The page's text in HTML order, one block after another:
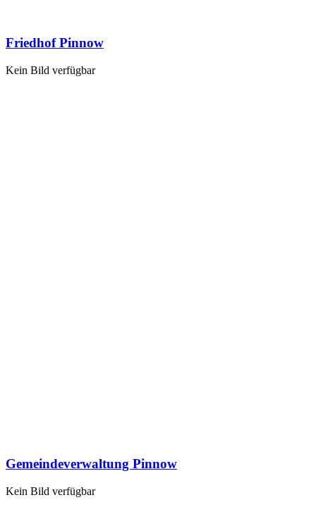
Friedhof Pinnow
Kein Bild verfügbar
Gemeindeverwaltung Pinnow
Kein Bild verfügbar